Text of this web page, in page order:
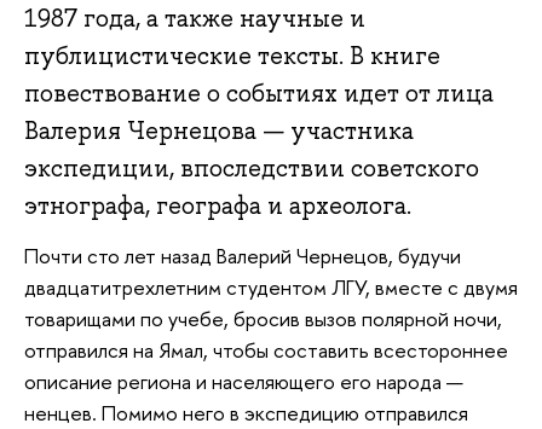
1987 года, а также научные и
публицистические тексты. В книге
повествование о событиях идет от лица
Валерия Чернецова — участника
экспедиции, впоследствии советского
этнографа, географа и археолога.
Почти сто лет назад Валерий Чернецов, будучи
двадцатитрехлетним студентом ЛГУ, вместе с двумя
товарищами по учебе, бросив вызов полярной ночи,
отправился на Ямал, чтобы составить всестороннее
описание региона и населяющего его народа —
ненцев. Помимо него в экспедицию отправился